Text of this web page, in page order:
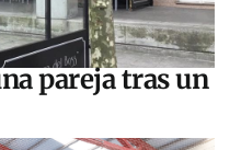
pareja tras un